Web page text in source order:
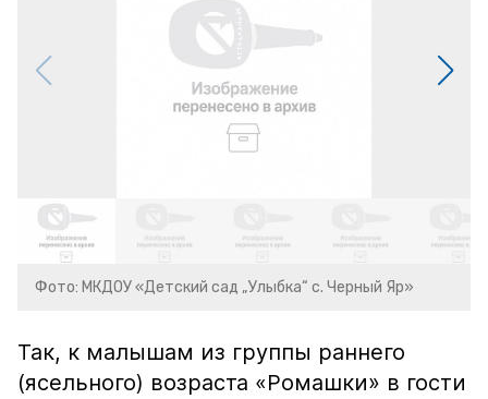
Фото: МКДОУ «Детский сад „Улыбка“ с. Черный Яр»
Так, к малышам из группы раннего
(ясельного) возраста «Ромашки» в гости